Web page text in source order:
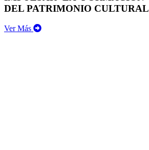
DEL PATRIMONIO CULTURAL
Ver Más